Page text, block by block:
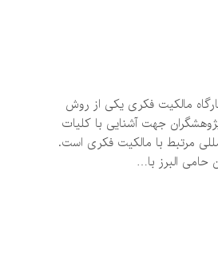
مالکیت فکری یکی از روش
جهت آشنایی با کلیات
مرتبط با مالکیت فکری است.
حامی البرز با…